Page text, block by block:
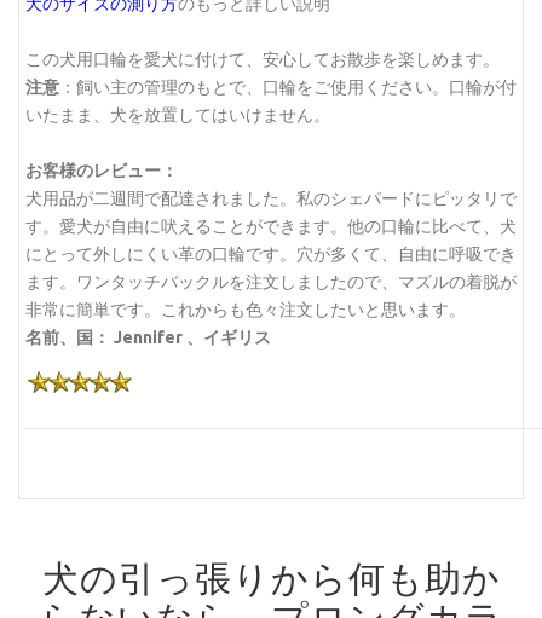
この犬用口輪を愛犬に付けて、安心してお散歩を楽しめます。
注意 ：飼い主の管理のもとで、口輪をご使用ください。口輪が付
いたまま、犬を放置してはいけません。
お客様のレビュー：
犬用品が二週間で配達されました。私のシェパードにピッタリで
す。愛犬が自由に吠えることができます。他の口輪に比べて、犬
にとって外しにくい革の口輪です。穴が多くて、自由に呼吸でき
ます。ワンタッチバックルを注文しましたので、マズルの着脱が
非常に簡単です。これからも色々注文したいと思います。
名前、国： Jennifer 、イギリス
犬の引っ張りから何も助か